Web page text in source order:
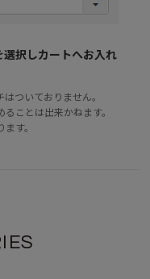
選択しカートへお入れ
ついておりません。
ことは出来かねます。
す。